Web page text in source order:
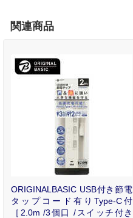
関連商品
ORIGINALBASIC USB付き節電
タップコード有りType-C付
［2.0m /3個口 /スイッチ付き